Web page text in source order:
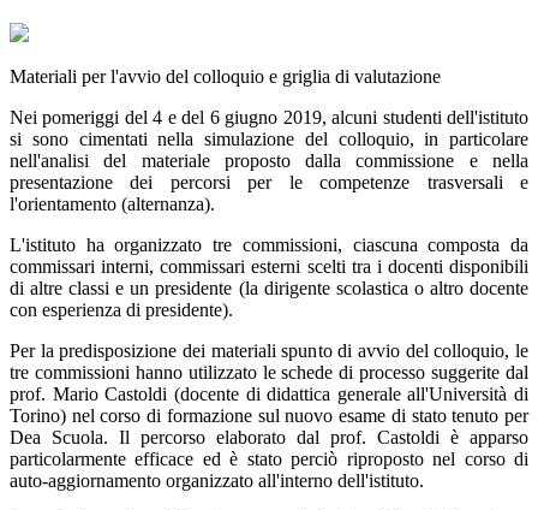
Materiali per l'avvio del colloquio e griglia di valutazione
Nei pomeriggi del 4 e del 6 giugno 2019, alcuni studenti dell'istituto
si sono cimentati nella simulazione del colloquio, in particolare
nell'analisi del materiale proposto dalla commissione e nella
presentazione dei percorsi per le competenze trasversali e
l'orientamento (alternanza).
L'istituto ha organizzato tre commissioni, ciascuna composta da
commissari interni, commissari esterni scelti tra i docenti disponibili
di altre classi e un presidente (la dirigente scolastica o altro docente
con esperienza di presidente).
Per la predisposizione dei materiali spunto di avvio del colloquio, le
tre commissioni hanno utilizzato le schede di processo suggerite dal
prof. Mario Castoldi (docente di didattica generale all'Università di
Torino) nel corso di formazione sul nuovo esame di stato tenuto per
Dea Scuola. Il percorso elaborato dal prof. Castoldi è apparso
particolarmente efficace ed è stato perciò riproposto nel corso di
auto-aggiornamento organizzato all'interno dell'istituto.